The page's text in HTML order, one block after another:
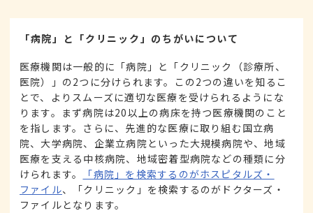
「病院」と「クリニック」のちがいについて
医療機関は一般的に「病院」と「クリニック（診療所、
医院）」の2つに分けられます。この2つの違いを知るこ
とで、よりスムーズに適切な医療を受けられるようにな
ります。まず病院は20以上の病床を持つ医療機関のこと
を指します。さらに、先進的な医療に取り組む国立病
院、大学病院、企業立病院といった大規模病院や、地域
医療を支える中核病院、地域密着型病院などの種類に分
けられます。
「病院」を検索するのがホスピタルズ・
ファイル、「クリニック」を検索するのがドクターズ・
ファイルとなります。